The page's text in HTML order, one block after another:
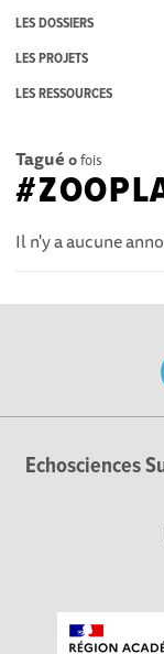
LES DOSSIERS
LES PROJETS
LES RESSOURCES
Tagué 0fois
Il n'y a aucune
Echosciences